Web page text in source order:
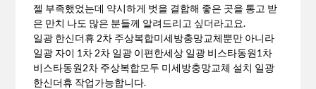
젤 부족했었는데 약시하게 벗을 결합해 좋은 곳을 통고 받
은 만치 나도 많은 분들께 알려드리고 싶더라고요.
일광 한신더휴 2차 주상복합미세방충망교체뿐만 아니라
일광 자이 1차 2차 일광 이편한세상 일광 비스타동원1차
비스타동원2차 주상복합모두 미세방충망교체 설치 일광
한신더휴 작업가능합니다.